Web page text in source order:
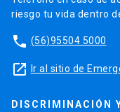
riesgo tu vida dentro
phone (56)95504 5000
launch Ir al sitio de
DISCRIMINACIÓN